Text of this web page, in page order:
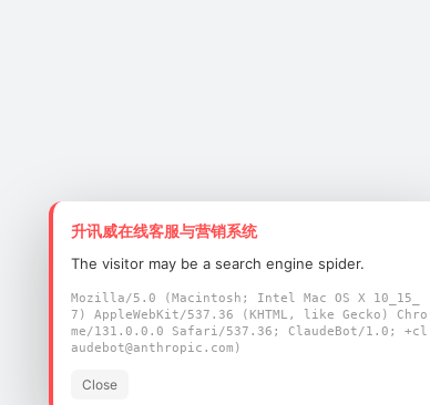
升讯威在线客服与营销系统
The visitor may be a search engine spider.
Mozilla/5.0 (Macintosh; Intel Mac OS X 10_15_
7) AppleWebKit/537.36 (KHTML, like Gecko) Chro
me/131.0.0.0 Safari/537.36; ClaudeBot/1.0; +cl
audebot@anthropic.com)
Close